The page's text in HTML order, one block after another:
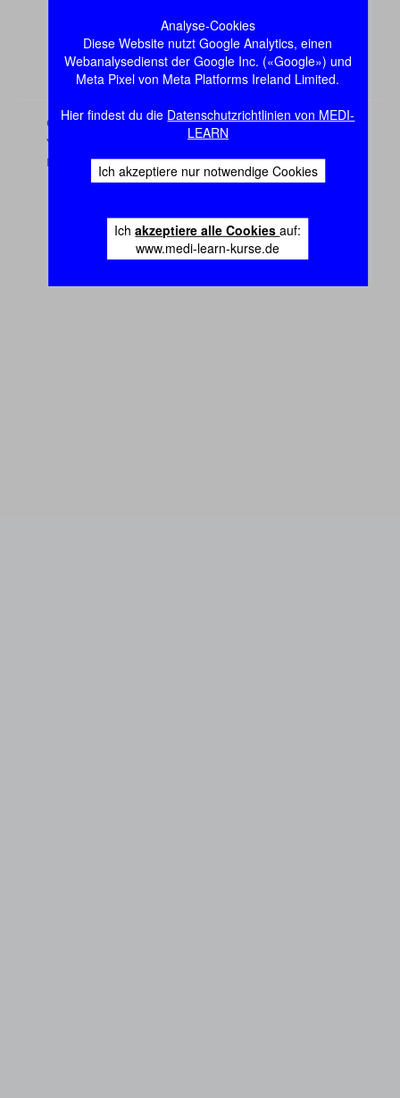
Analyse-Cookies
Diese Website nutzt Google Analytics, einen
Webanalysedienst der Google Inc. («Google») und
Meta Pixel von Meta Platforms Ireland Limited.
Hier findest du die Datenschutzrichtlinien von MEDI-
LEARN
Ich akzeptiere nur notwendige Cookies
Ichakzeptiere alle Cookiesauf:
www.medi-learn-kurse.de